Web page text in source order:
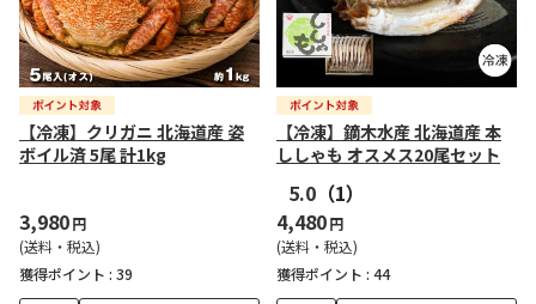
【冷凍】クリガニ 北海道産 姿
ボイル済 5尾 計1kg
3,980円
(送料・税込)
獲得ポイント : 39
【冷凍】鏑木水産 北海道産 本
ししゃも オスメス20尾セット
5.0 （1）
4,480円
(送料・税込)
獲得ポイント : 44